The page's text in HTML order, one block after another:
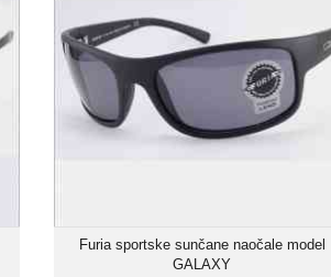
Furia sportske sunčane naočale model
GALAXY
Unisex model
Linija: Furia X-Sport
Okvir: Grilamid TR-90
Leće: Trivex Polarizirane
Zatamnjenje: 85%